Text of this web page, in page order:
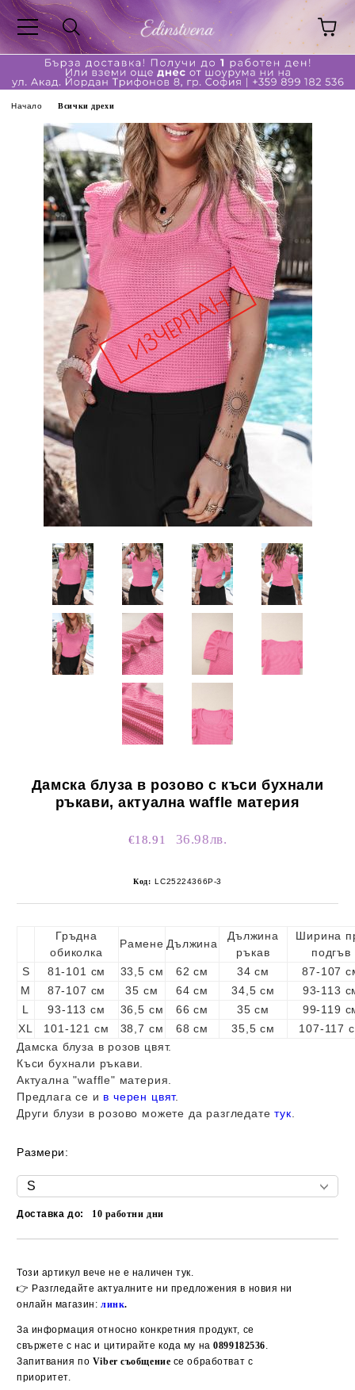
Начало Всички дрехи
Дамска блуза в розово с къси бухнали
ръкави, актуална waffle материя
€18.91 36.98лв.
Код: LC25224366P-3
Гръдна
обиколка
Рамене Дължина
Дължина
ръкав
Ширина
подгъв
S
81-101 см 33,5 см 62 см 34 см
87-107
M
87-107 см 35 см 64 см 34,5 см
93-113
L
93-113 см 36,5 см 66 см 35 см
99-119
XL
101-121 см 38,7 см 68 см 35,5 см
107-117
Дамска блуза в розов цвят.
Къси бухнали ръкави.
Актуална "waffle" материя.
Предлага се и в черен цвят.
Други блузи в розово можете да разгледатетук
Размери:
Доставка до: 10 работни дни
Този артикул вече не е наличен тук.
👉 Разгледайте актуалните ни предложения в новия ни
онлайн магазин: линк.
За информация относно конкретния продукт, се
свържете с нас и цитирайте кода му на0899182536
Запитвания по Viber съобщение се обработват с
приоритет.